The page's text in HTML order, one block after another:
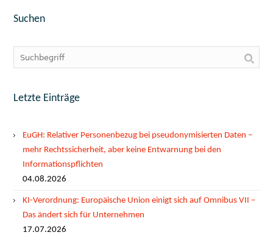
Suchen
Letzte Einträge
EuGH: Relativer Personenbezug bei pseudonymisierten Daten –
mehr Rechtssicherheit, aber keine Entwarnung bei den
Informationspflichten
04.08.2026
KI-Verordnung: Europäische Union einigt sich auf Omnibus VII –
Das ändert sich für Unternehmen
17.07.2026